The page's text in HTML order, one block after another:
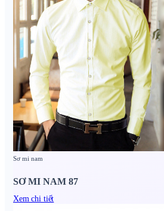
Sơ mi nam
SƠ MI NAM 87
Xem chi tiết